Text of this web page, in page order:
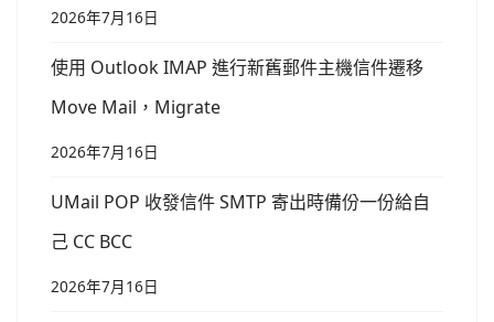
2026年7月16日
使用 Outlook IMAP 進行新舊郵件主機信件遷移
Move Mail，Migrate
2026年7月16日
UMail POP 收發信件 SMTP 寄出時備份一份給自
己 CC BCC
2026年7月16日